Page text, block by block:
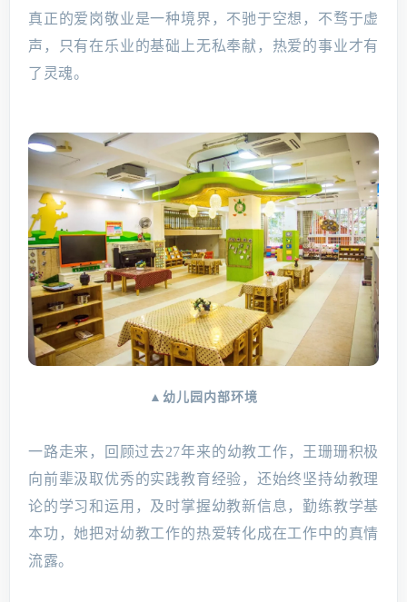
真正的爱岗敬业是一种境界，不驰于空想，不骛于虚
声，只有在乐业的基础上无私奉献，热爱的事业才有
了灵魂。
▲幼儿园内部环境
一路走来，回顾过去27年来的幼教工作，王珊珊积极
向前辈汲取优秀的实践教育经验，还始终坚持幼教理
论的学习和运用，及时掌握幼教新信息，勤练教学基
本功，她把对幼教工作的热爱转化成在工作中的真情
流露。